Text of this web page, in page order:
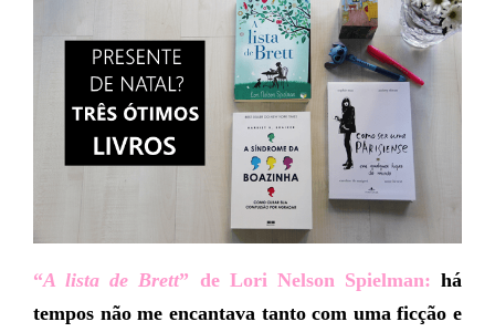
“A lista de Brett” de Lori Nelson Spielman: há
tempos não me encantava tanto com uma ficção e